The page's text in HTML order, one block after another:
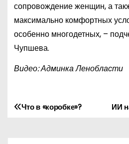
сопровождение женщин, а
максимально комфортных
особенно многодетных, –
Чупшева.
Видео: Админка Ленобласти
Н
ИИ
Что в «коробке»?